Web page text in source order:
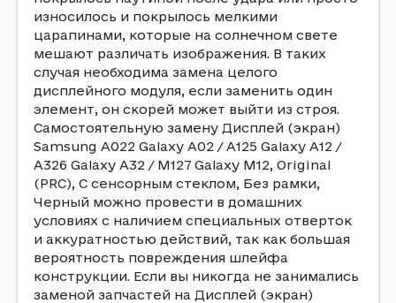
износилось и покрылось мелкими
царапинами, которые на солнечном свете
мешают различать изображения. В таких
случая необходима замена целого
дисплейного модуля, если заменить один
элемент, он скорей может выйти из строя.
Самостоятельную замену Дисплей (экран)
Samsung A022 Galaxy A02 / A125 Galaxy A12 /
A326 Galaxy A32 / M127 Galaxy M12, Original
(PRC), С сенсорным стеклом, Без рамки,
Черный можно провести в домашних
условиях с наличием специальных отверток
и аккуратностью действий, так как большая
вероятность повреждения шлейфа
конструкции. Если вы никогда не занимались
заменой запчастей на Дисплей (экран)